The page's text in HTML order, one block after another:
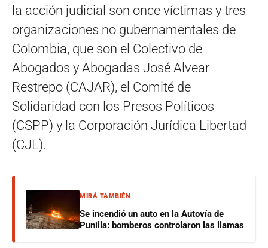
la acción judicial son once víctimas y tres
organizaciones no gubernamentales de
Colombia, que son el Colectivo de
Abogados y Abogadas José Alvear
Restrepo (CAJAR), el Comité de
Solidaridad con los Presos Políticos
(CSPP) y la Corporación Jurídica Libertad
(CJL).
MIRÁ TAMBIÉN
Se incendió un auto en la Autovía de
Punilla: bomberos controlaron las llamas